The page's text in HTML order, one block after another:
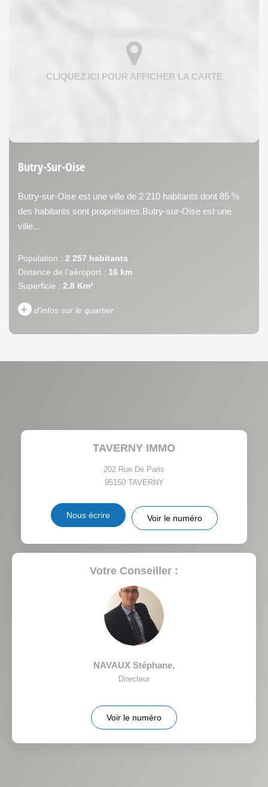
Butry-Sur-Oise
Butry-sur-Oise est une ville de 2 210 habitants dont 85 %
des habitants sont propriétaires.Butry-sur-Oise est une
ville...
Population : 2 257 habitants
Distance de l'aéroport : 16 km
Superficie : 2,8 Km²
+ d'infos sur le quartier
PART DES MÉNAGES SANS
VOITURE
RÉSULTATS DES LYCÉES ECOLES ET CRÈCHES
TAVERNY IMMO
202 Rue De Paris
95150 TAVERNY
Nous écrire Voir le numéro
Votre Conseiller :
NAVAUX Stéphane,
Directeur
Voir le numéro